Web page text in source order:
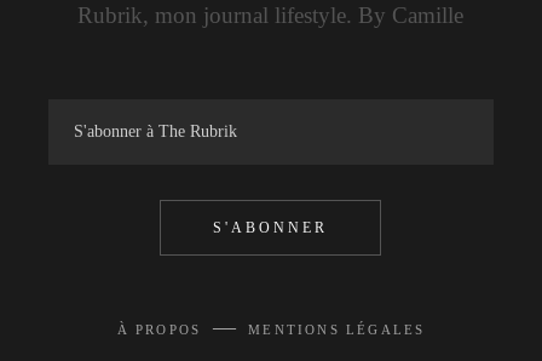
Rubrik, mon journal lifestyle. By Camille
S'ABONNER
À PROPOS — MENTIONS LÉGALES